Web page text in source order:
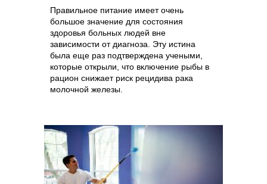
Правильное питание имеет очень
большое значение для состояния
здоровья больных людей вне
зависимости от диагноза. Эту истина
была еще раз подтверждена учеными,
которые открыли, что включение рыбы в
рацион снижает риск рецидива рака
молочной железы.